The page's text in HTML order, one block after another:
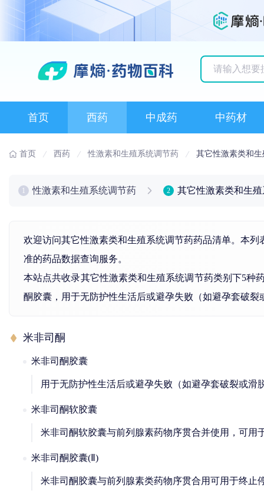
首页 西药 中成药 中药材
首页 西药 性激素和生殖系统调节药 其它性激素类和
性激素和生殖系统调节药 2 其它性激素类和生
欢迎访问其它性激素类和生殖系统调节药药品清单。本
准的药品数据查询服务。
本站点共收录其它性激素类和生殖系统调节药类别下5种
酮胶囊，用于无防护性生活后或避孕失败（如避孕套破
米非司酮
米非司酮胶囊
用于无防护性生活后或避孕失败（如避孕套破裂或
米非司酮软胶囊
米非司酮软胶囊与前列腺素药物序贯合并使用，可用
米非司酮胶囊(Ⅱ)
米非司酮胶囊与前列腺素类药物序贯合用可用于终止